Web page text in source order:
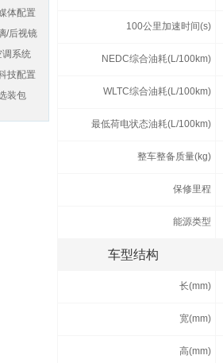
100公里加速时间(s)
NEDC综合油耗(L/100km)
WLTC综合油耗(L/100km)
最低荷电状态油耗(L/100km)
整车整备质量(kg)
保修里程
能源类型
车型结构
长(mm)
宽(mm)
高(mm)
体配置
/后视镜
调系统
技配置
装包